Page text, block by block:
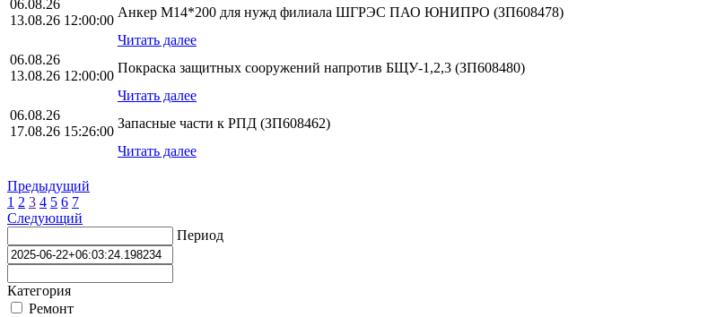
06.08.26
13.08.26 12:00:00
Анкер М14*200 для нужд филиала ШГРЭС ПАО ЮНИПРО (ЗП608478)
Читать далее
06.08.26
13.08.26 12:00:00
Покраска защитных сооружений напротив БЩУ-1,2,3 (ЗП608480)
Читать далее
06.08.26
17.08.26 15:26:00
Запасные части к РПД (ЗП608462)
Читать далее
Предыдущий
1 2 3 4 5 6 7
Следующий
Период
Категория
Ремонт